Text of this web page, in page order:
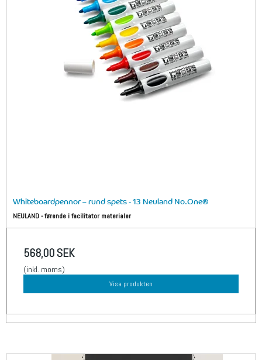
Whiteboardpennor – rund spets - 13 Neuland No.One®
NEULAND - førende i facilitator materialer
568,00 SEK
(inkl. moms)
Visa produkten